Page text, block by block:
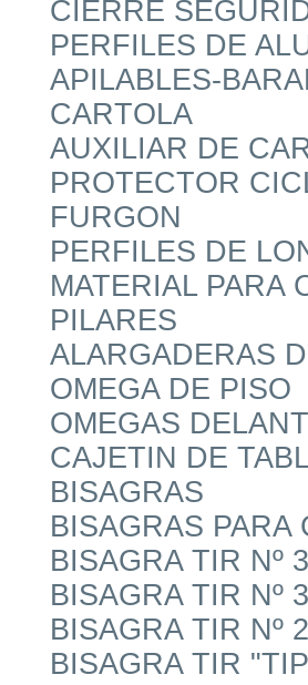
CIERRE
PERFILES DE
APILABLES-
CARTOLA
AUXILIAR DE
PROTECTOR
FURGON
PERFILES DE
MATERIAL PARA
PILARES
ALARGADERAS
OMEGA DE PISO
OMEGAS
CAJETIN DE
BISAGRAS
BISAGRAS PARA
BISAGRA TIR Nº
BISAGRA TIR Nº
BISAGRA TIR Nº 2
BISAGRA TIR